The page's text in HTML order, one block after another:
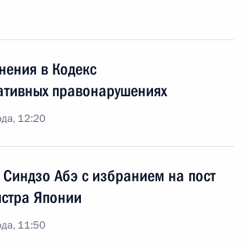
в Кодекс
правонарушениях
12:20
Абэ с избранием на пост
Японии
11:50